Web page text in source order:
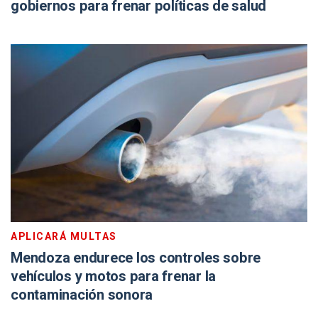
gobiernos para frenar políticas de salud
APLICARÁ MULTAS
Mendoza endurece los controles sobre
vehículos y motos para frenar la
contaminación sonora